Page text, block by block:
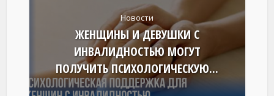
Новости
ЖЕНЩИНЫ И ДЕВУШКИ С
ИНВАЛИДНОСТЬЮ МОГУТ
ПОЛУЧИТЬ ПСИХОЛОГИЧЕСКУЮ...